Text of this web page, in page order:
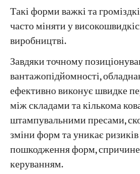
Такі форми важкі та
часто міняти у
виробництві.
Завдяки точному
вантажопідйомності,
ефективно виконує швидке
між складами та кількома
штампувальними пресами,
зміни форм та уникає
пошкодження форм,
керуванням.